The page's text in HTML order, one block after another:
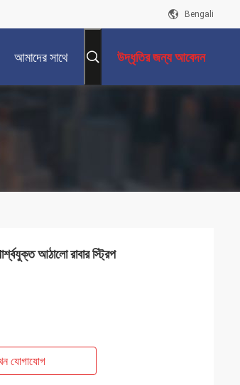
Bengali
আমাদের সাথে উদ্ধৃতির জন্য আবেদন
আঠালো রাবার স্ট্রিপ
যোগাযোগ